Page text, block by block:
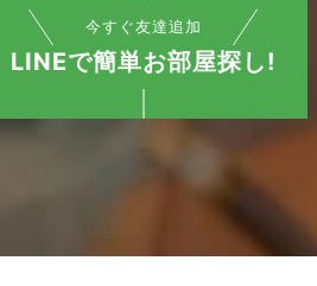
今すぐ友達追加
LINEで簡単お部屋探し!